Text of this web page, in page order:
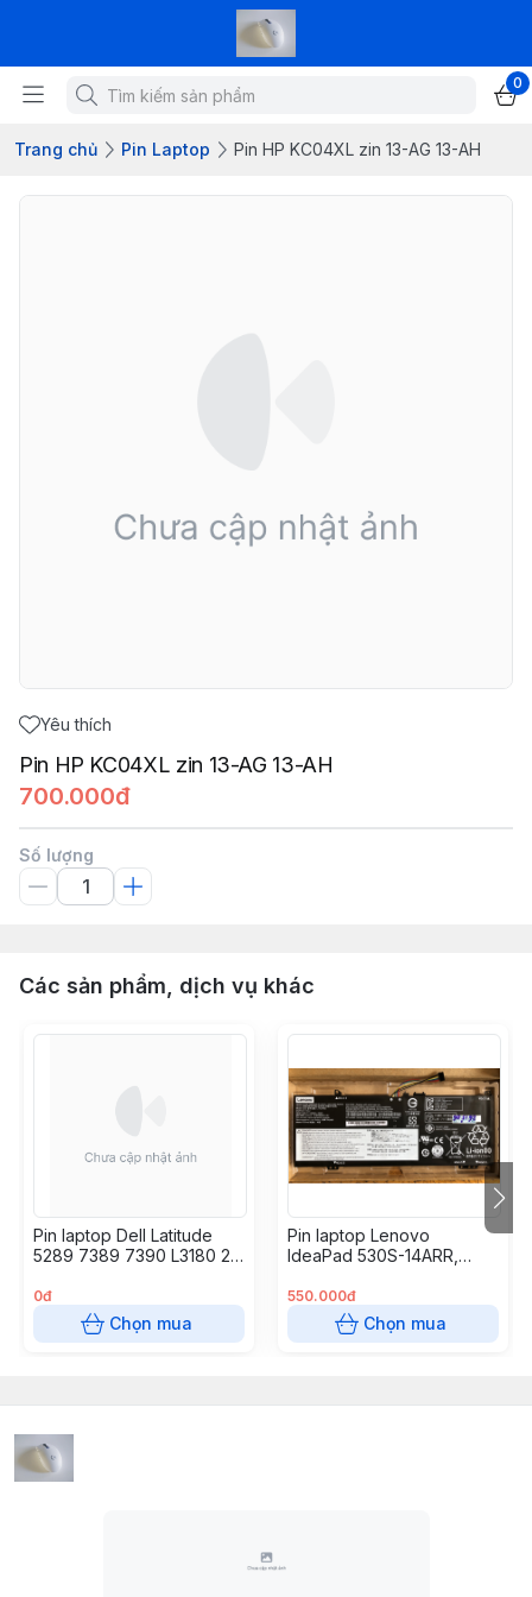
0
Trang chủ Pin Laptop Pin HP KC04XL zin 13-AG 13-AH
Yêu thích
Pin HP KC04XL zin 13-AG 13-AH
700.000đ
Số lượng
Các sản phẩm, dịch vụ khác
Pin laptop Dell Latitude
5289 7389 7390 L3180 2-
cell – không kén Wh)
0đ
Chọn mua
Pin laptop Lenovo
IdeaPad 530S-14ARR,
Yoga 530-14ARR, 530-
14IKB, L17C4PB0
L17M4PB0 45Wh
550.000đ
Chọn mua